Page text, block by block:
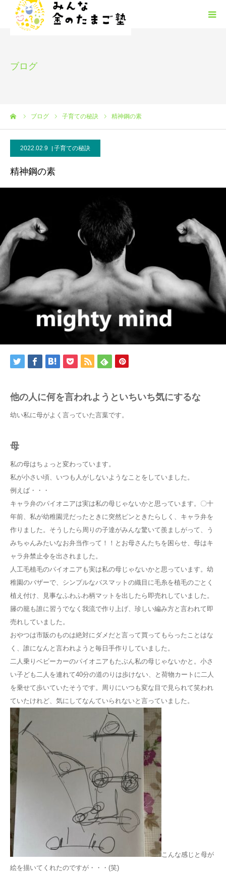
ブログ
ブログ 子育ての秘訣 精神鋼の素
2022.02.9 子育ての秘訣
精神鋼の素
他の人に何を言われようといちいち気にするな
幼い私に母がよく言っていた言葉です。
母
私の母はちょっと変わっています。
私が小さい頃、いつも人がしないようなことをしていました。
例えば・・・
キャラ弁のパイオニアは実は私の母じゃないかと思っています。〇十
年前、私が幼稚園児だったときに突然ピンときたらしく、キャラ弁を
作りました。そうしたら周りの子達がみんな驚いて羨ましがって、う
みちゃんみたいなお弁当作って！！とお母さんたちを困らせ、母はキ
ャラ弁禁止令を出されました。
人工毛植毛のパイオニアも実は私の母じゃないかと思っています。幼
稚園のバザーで、シンプルなバスマットの織目に毛糸を植毛のごとく
植え付け、見事なふわふわ柄マットを出したら即売れしていました。
籐の籠も誰に習うでなく我流で作り上げ、珍しい編み方と言われて即
売れしていました。
おやつは市販のものは絶対にダメだと言って買ってもらったことはな
く、誰になんと言われようと毎日手作りしていました。
二人乗りベビーカーのパイオニアもたぶん私の母じゃないかと。小さ
い子ども二人を連れて40分の道のりは歩けない、と荷物カートに二人
を乗せて歩いていたそうです。周りにいつも変な目で見られて笑われ
ていたけれど、気にしてなんていられないと言っていました。
こんな感じと母が
絵を描いてくれたのですが・・・(笑)
塾生募集
安心安全
お問い合わせ